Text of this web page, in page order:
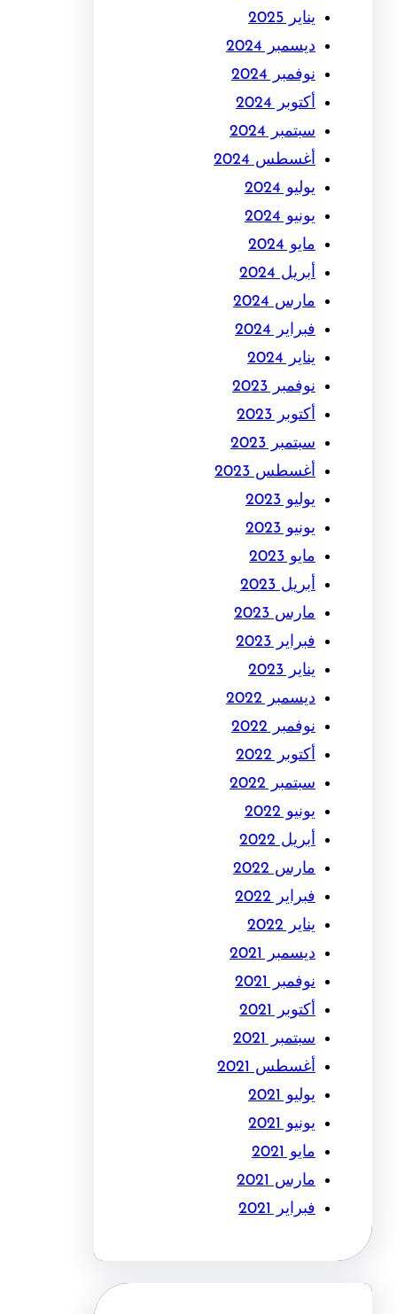
يناير 2025
ديسمبر 2024
نوفمبر 2024
أكتوبر 2024
سبتمبر 2024
أغسطس 2024
يوليو 2024
يونيو 2024
مايو 2024
أبريل 2024
مارس 2024
فبراير 2024
يناير 2024
نوفمبر 2023
أكتوبر 2023
سبتمبر 2023
أغسطس 2023
يوليو 2023
يونيو 2023
مايو 2023
أبريل 2023
مارس 2023
فبراير 2023
يناير 2023
ديسمبر 2022
نوفمبر 2022
أكتوبر 2022
سبتمبر 2022
يونيو 2022
أبريل 2022
مارس 2022
فبراير 2022
يناير 2022
ديسمبر 2021
نوفمبر 2021
أكتوبر 2021
سبتمبر 2021
أغسطس 2021
يوليو 2021
يونيو 2021
مايو 2021
مارس 2021
فبراير 2021